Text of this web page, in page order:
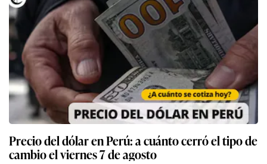
Precio del dólar en Perú: a cuánto cerró el tipo de
cambio el viernes 7 de agosto